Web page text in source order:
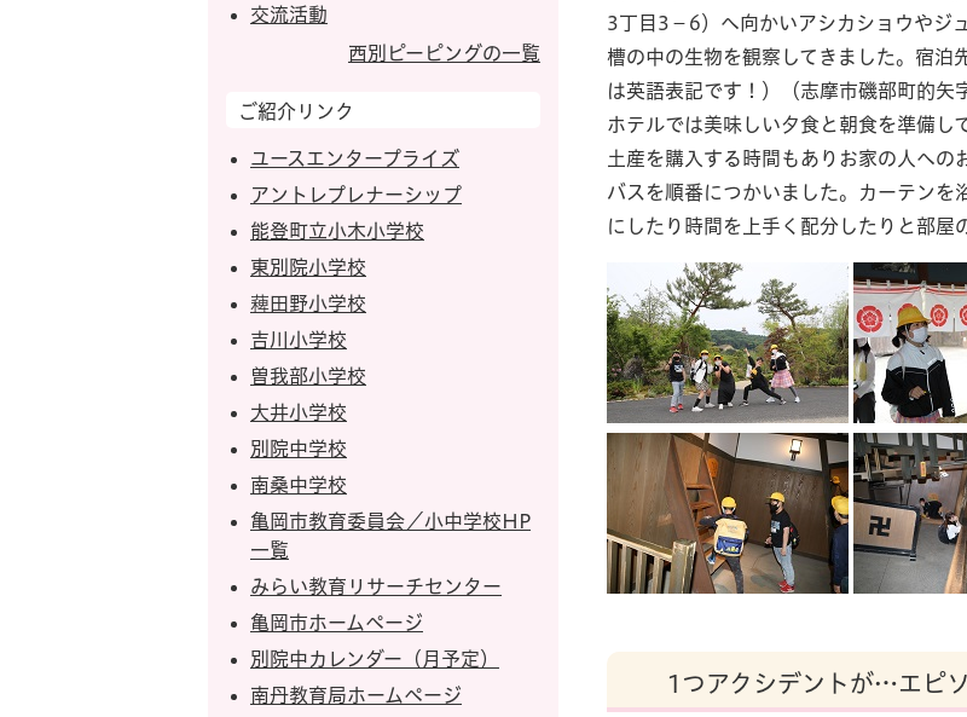
3丁目3－6）へ向かいアシカショウやジ
槽の中の生物を観察してきました。宿泊
は英語表記です！）（志摩市磯部町的矢
ホテルでは美味しい夕食と朝食を準備し
土産を購入する時間もありお家の人への
バスを順番につかいました。カーテンを
にしたり時間を上手く配分したりと部屋
1つアクシデントが…エピソ
交流活動
西別ピーピングの一覧
ご紹介リンク
ユースエンタープライズ
アントレプレナーシップ
能登町立小木小学校
東別院小学校
薭田野小学校
吉川小学校
曽我部小学校
大井小学校
別院中学校
南桑中学校
亀岡市教育委員会／小中学校HP
一覧
みらい教育リサーチセンター
亀岡市ホームページ
別院中カレンダー（月予定）
南丹教育局ホームページ